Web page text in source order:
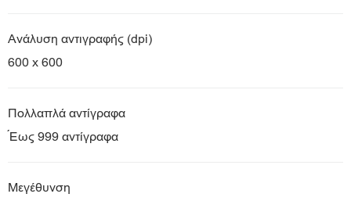
Ανάλυση αντιγραφής (dpi)
600 x 600
Πολλαπλά αντίγραφα
Έως 999 αντίγραφα
Μεγέθυνση